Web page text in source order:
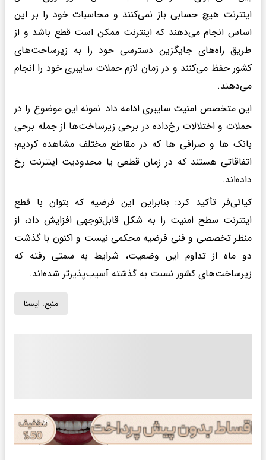
اینترنت هیچ حسابی باز نمی‌کنند و محاسبات خود را بر این
اساس انجام می‌دهند که اینترنت ممکن است قطع باشد و از
طریق راه‌های جایگزین دسترسی خود را به زیرساخت‌های
کشور حفظ می‌کنند و در زمان لازم حملات سایبری خود را انجام
می‌دهند.
این متخصص امنیت سایبری ادامه داد: نمونه این موضوع را در
حملات و اختلالات رخ‌داده در برخی زیرساخت‌ها از جمله برخی
بانک ها و صرافی ها که در مقاطع مختلف مشاهده کردیم؛
اتفاقاتی هستند که در زمان قطعی یا محدودیت اینترنت رخ
داده‌اند.
کیائی‌فر تأکید کرد: بنابراین این فرضیه که بتوان با قطع
اینترنت سطح امنیت را به شکل قابل‌توجهی افزایش داد، از
منظر تخصصی و فنی فرضیه محکمی نیست و اکنون با گذشت
دو ماه از تداوم این وضعیت، شرایط به سمتی رفته که
زیرساخت‌های کشور نسبت به گذشته آسیب‌پذیرتر شده‌اند.
منبع: ايسنا